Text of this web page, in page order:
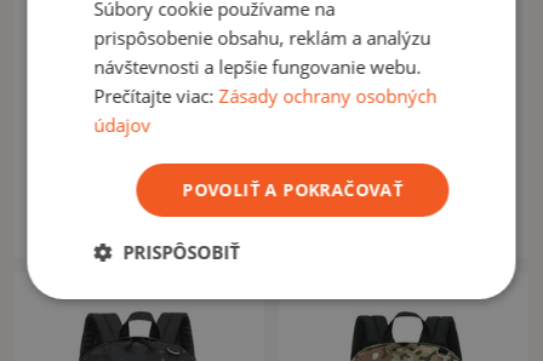
HELIKON-TEX
Ruksak Helikon-Tex
89,90 €
KOMBAT UK
15,90 €
Súbory cookie používame na
prispôsobenie obsahu, reklám a analýzu
návštevnosti a lepšie fungovanie webu.
Prečítajte viac:Zásady ochrany osobných
údajov
POVOLIŤ A POKRAČOVAŤ
PRISPÔSOBIŤ